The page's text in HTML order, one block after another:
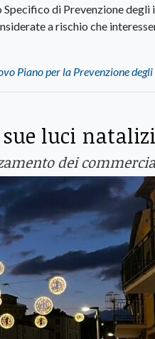
di Prevenzione degli
a rischio che
Piano per la Prevenzione
luci
dei